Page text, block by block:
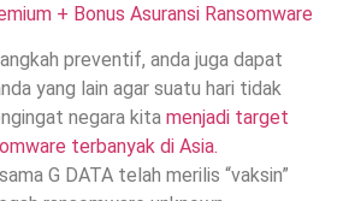
+ Bonus Asuransi Ransomware
preventif, anda juga dapat
yang lain agar suatu hari tidak
negara kita menjadi target
terbanyak di Asia.
G DATA telah merilis “vaksin”